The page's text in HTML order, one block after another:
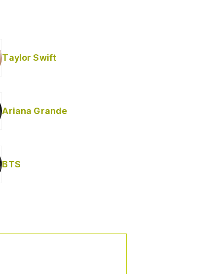
Taylor Swift
Ariana Grande
BTS